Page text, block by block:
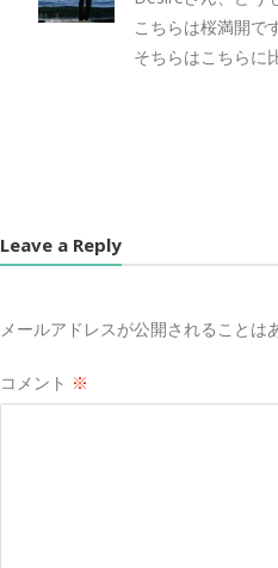
こちらは桜満開で
そちらはこちらに
Leave a Reply
メールアドレスが公開されることは
コメント ※